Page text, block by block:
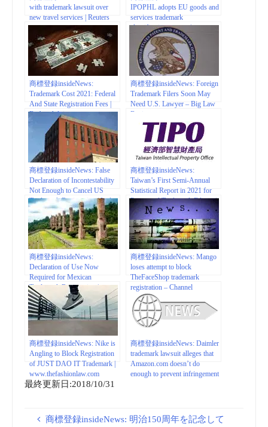
with trademark lawsuit over
new travel services | Reuters
IPOPHL adopts EU goods and
services trademark
classification system |
BusinessWorld
商標登録insideNews:
Trademark Cost 2021: Federal
And State Registration Fees |
Forbes Advisor
商標登録insideNews: Foreign
Trademark Filers Soon May
Need U.S. Lawyer – Big Law
Business
商標登録insideNews: False
Declaration of Incontestability
Not Enough to Cancel US
Trademark Registration | Ladas
& Parry LLP – JDSupra
商標登録insideNews:
Taiwan’s First Semi-Annual
Statistical Report in 2021 for
Patent and Trademark Filings |
Lexology
商標登録insideNews:
Declaration of Use Now
Required for Mexican
Trademark Registration |
natlawreview.com
商標登録insideNews: Mango
loses attempt to block
TheFaceShop trademark
registration – Channel
NewsAsia
商標登録insideNews: Nike is
Angling to Block Registration
of JUST DAO IT Trademark |
www.thefashionlaw.com
商標登録insideNews: Daimler
trademark lawsuit alleges that
Amazon.com doesn’t do
enough to prevent infringement
最終更新日:2018/10/31
商標登録insideNews: 明治150周年を記念して